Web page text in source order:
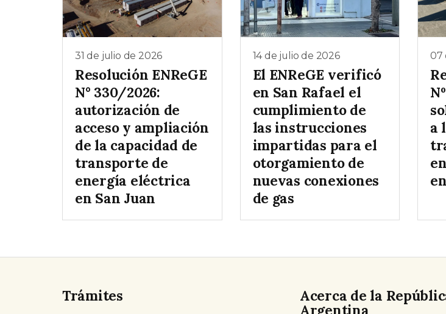
31 de julio de 2026
Resolución ENReGE
N° 330/2026:
autorización de
acceso y ampliación
de la capacidad de
transporte de
energía eléctrica
en San Juan
14 de julio de 2026
El ENReGE verificó
en San Rafael el
cumplimiento de
las instrucciones
impartidas para el
otorgamiento de
nuevas conexiones
de gas
07
a
Trámites
Acerca de la
Argentina